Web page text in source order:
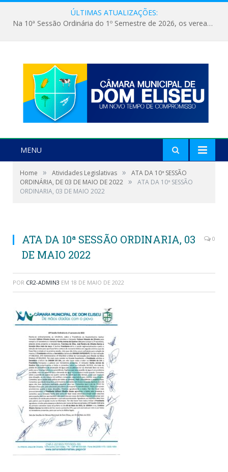
ÚLTIMAS ATUALIZAÇÕES:
Na 10ª Sessão Ordinária do 1º Semestre de 2026, os vereadores receberam a nova comandante do 51º Batalhão de Polícia Militar, a Major Alessandra Lopes Leal Bandeira. A visita institucional proporcionou a apresentação da oficial aos parlamentares e reforçou o compromisso de cooperação entre a Polícia Militar e o Poder Legislativo em prol da segurança da população.
MENU
Home » Atividades Legislativas »
ATA DA 10ª SESSÃO
ORDINÁRIA, DE 03 DE MAIO DE 2022 »
ATA DA 10ª SESSÃO
ORDINARIA, 03 DE MAIO 2022
ATA DA 10ª SESSÃO ORDINARIA, 03
DE MAIO 2022
0
POR CR2-ADMIN3 EM 18 DE MAIO DE 2022